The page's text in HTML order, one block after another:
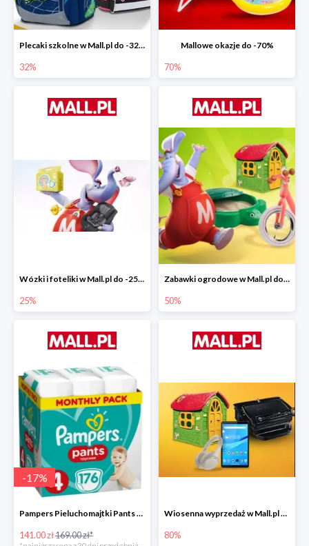
Plecaki szkolne w Mall.pl do -32%
32%
Mallowe okazje do -70%
70%
Wózki i foteliki w Mall.pl do -25%
25%
Zabawki ogrodowe w Mall.pl do -40%
50%
-17%
Pampers Pieluchomajtki Pants 4 (9-15 kg) 176 szt. -16%
141.00 zł169.00 zł*
Wiosenna wyprzedaż w Mall.pl do -80%
80%